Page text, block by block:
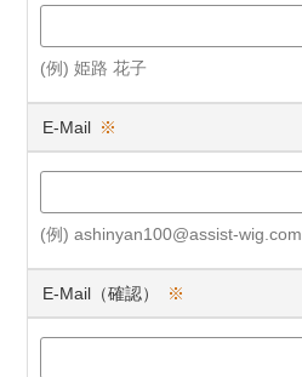
(例) 姫路 花子
E-Mail ※
(例) ashinyan100@assist-wig.com
E-Mail（確認） ※